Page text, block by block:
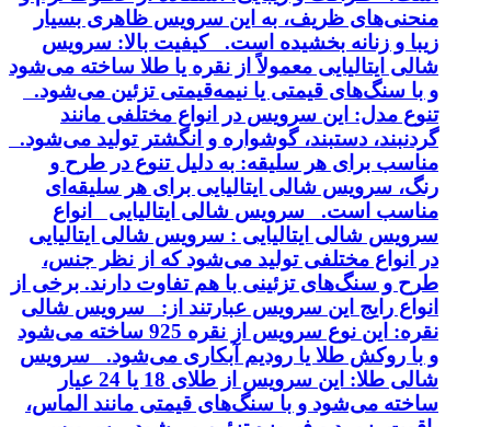
منحنی‌های ظریف، به این سرویس ظاهری بسیار
زیبا و زنانه بخشیده است. کیفیت بالا: سرویس
شالی ایتالیایی معمولاً از نقره یا طلا ساخته می‌شود
و با سنگ‌های قیمتی یا نیمه‌قیمتی تزئین می‌شود.
تنوع مدل: این سرویس در انواع مختلفی مانند
گردنبند، دستبند، گوشواره و انگشتر تولید می‌شود.
مناسب برای هر سلیقه: به دلیل تنوع در طرح و
رنگ، سرویس شالی ایتالیایی برای هر سلیقه‌ای
مناسب است. سرویس شالی ایتالیایی انواع
سرویس شالی ایتالیایی : سرویس شالی ایتالیایی
در انواع مختلفی تولید می‌شود که از نظر جنس،
طرح و سنگ‌های تزئینی با هم تفاوت دارند. برخی از
انواع رایج این سرویس عبارتند از: سرویس شالی
نقره: این نوع سرویس از نقره 925 ساخته می‌شود
و با روکش طلا یا رودیم آبکاری می‌شود. سرویس
شالی طلا: این سرویس از طلای 18 یا 24 عیار
ساخته می‌شود و با سنگ‌های قیمتی مانند الماس،